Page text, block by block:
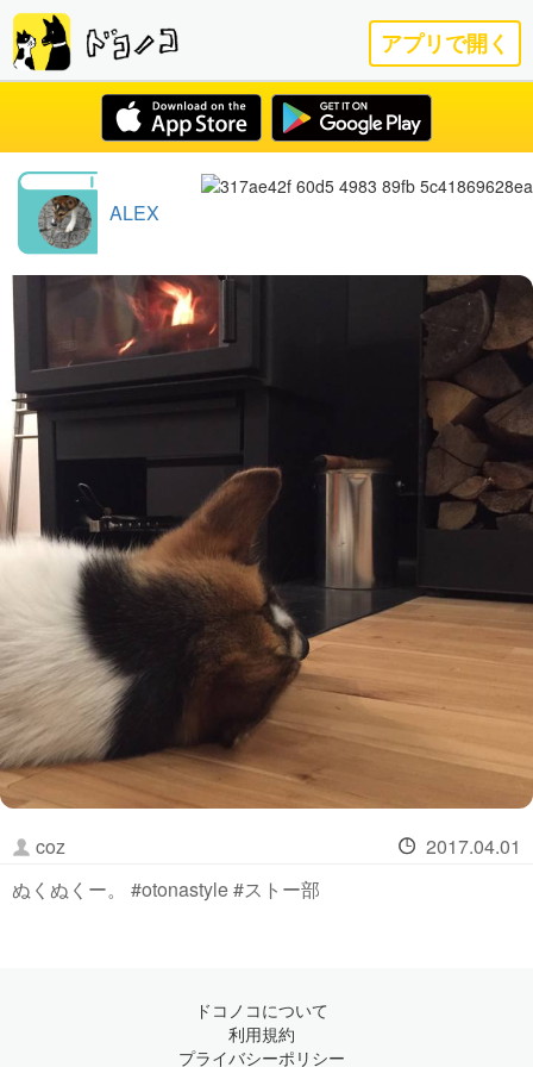
アプリで開く
ALEX
coz
2017.04.01
ぬくぬくー。 #otonastyle #ストー部
ドコノコについて
利用規約
プライバシーポリシー